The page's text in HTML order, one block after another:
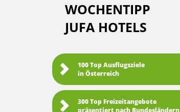
WOCHENTIPP
JUFA HOTELS
100 Top Ausflugsziele
in Österreich
300 Top Freizeitangebote
präsentiert nach Bundesländern